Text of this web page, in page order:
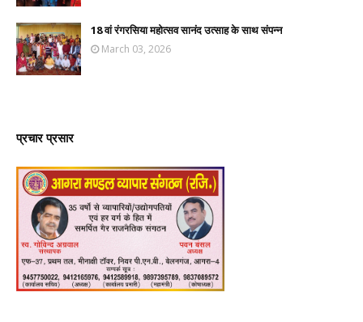
18 वां रंगरसिया महोत्सव सानंद उत्साह के साथ संपन्न
March 03, 2026
प्रचार प्रसार